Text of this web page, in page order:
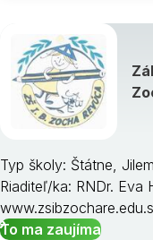
Typ školy: Štátne,
Riaditeľ/ka: RNDr. Eva
To ma zaujíma